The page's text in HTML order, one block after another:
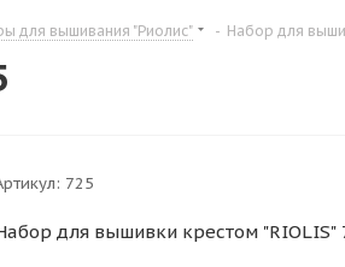
для вышивания "Риолис" - Набор для
725
для вышивки крестом "RIOLIS"